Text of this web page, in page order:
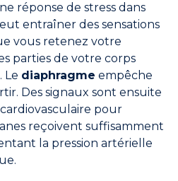
réponse de stress dans
entraîner des sensations
vous retenez votre
parties de votre corps
Le diaphragme empêche
Des signaux sont ensuite
pour
reçoivent suffisamment
la pression artérielle